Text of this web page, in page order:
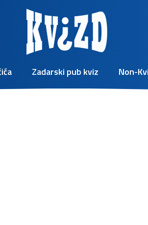
Zadarski pub kviz Non-